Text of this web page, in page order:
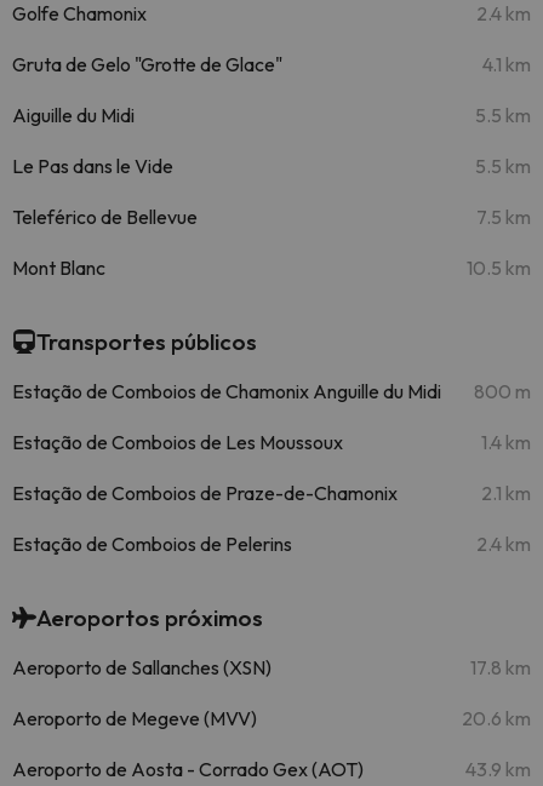
Golfe Chamonix 2.4 km
Gruta de Gelo "Grotte de Glace" 4.1 km
Aiguille du Midi 5.5 km
Le Pas dans le Vide 5.5 km
Teleférico de Bellevue 7.5 km
Mont Blanc 10.5 km
Transportes públicos
Estação de Comboios de Chamonix Anguille du Midi 800 m
Estação de Comboios de Les Moussoux 1.4 km
Estação de Comboios de Praze-de-Chamonix 2.1 km
Estação de Comboios de Pelerins 2.4 km
Aeroportos próximos
Aeroporto de Sallanches (XSN) 17.8 km
Aeroporto de Megeve (MVV) 20.6 km
Aeroporto de Aosta - Corrado Gex (AOT) 43.9 km